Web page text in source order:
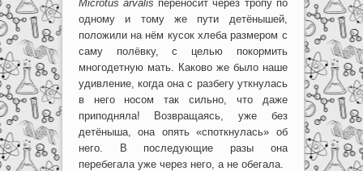
Microtus arvalis переносит через тропу по
одному и тому же пути детёнышей,
положили на нём кусок хлеба размером с
саму полёвку, с целью покормить
многодетную мать. Каково же было наше
удивление, когда она с разбегу уткнулась
в него носом так сильно, что даже
приподняла! Возвращаясь, уже без
детёныша, она опять «споткнулась» об
него. В последующие разы она
перебегала уже через него, а не обегала.